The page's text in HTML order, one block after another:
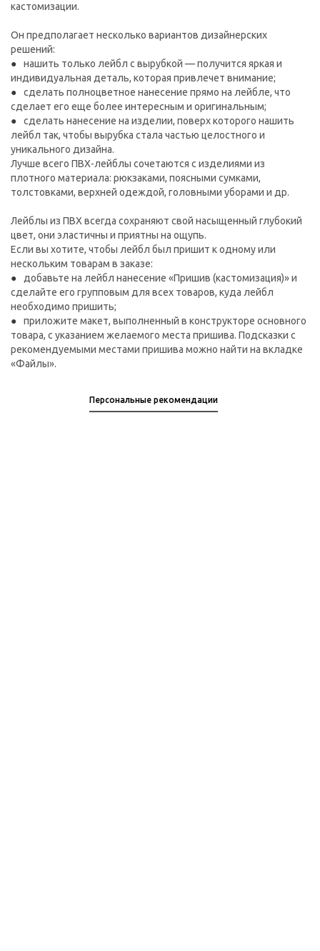
кастомизации.
Он предполагает несколько вариантов дизайнерских
решений:
нашить только лейбл с вырубкой — получится яркая и
индивидуальная деталь, которая привлечет внимание;
сделать полноцветное нанесение прямо на лейбле, что
сделает его еще более интересным и оригинальным;
сделать нанесение на изделии, поверх которого нашить
лейбл так, чтобы вырубка стала частью целостного и
уникального дизайна.
Лучше всего ПВХ-лейблы сочетаются с изделиями из
плотного материала: рюкзаками, поясными сумками,
толстовками, верхней одеждой, головными уборами и др.
Лейблы из ПВХ всегда сохраняют свой насыщенный глубокий
цвет, они эластичны и приятны на ощупь.
Если вы хотите, чтобы лейбл был пришит к одному или
нескольким товарам в заказе:
добавьте на лейбл нанесение «Пришив (кастомизация)» и
сделайте его групповым для всех товаров, куда лейбл
необходимо пришить;
приложите макет, выполненный в конструкторе основного
товара, с указанием желаемого места пришива. Подсказки с
рекомендуемыми местами пришива можно найти на вкладке
«Файлы».
Персональные рекомендации